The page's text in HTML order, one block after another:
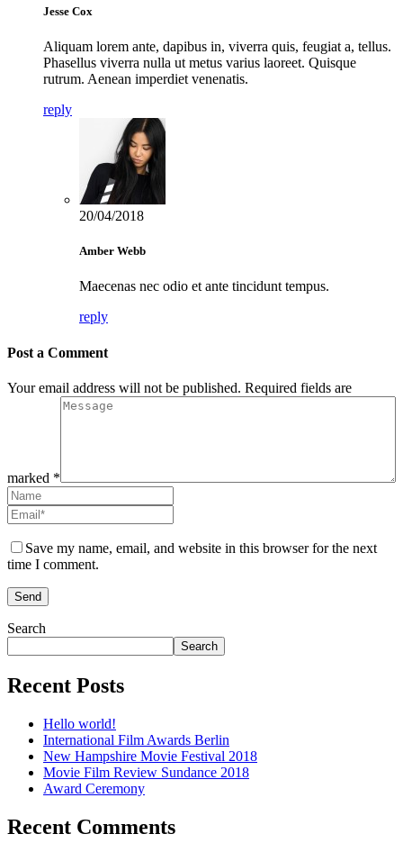
Jesse Cox
Aliquam lorem ante, dapibus in, viverra quis, feugiat a, tellus.
Phasellus viverra nulla ut metus varius laoreet. Quisque
rutrum. Aenean imperdiet venenatis.
reply
20/04/2018
Amber Webb
Maecenas nec odio et ante tincidunt tempus.
reply
Post a Comment
Your email address will not be published. Required fields are
marked *
Save my name, email, and website in this browser for the next
time I comment.
Search
Search
Recent Posts
Hello world!
International Film Awards Berlin
New Hampshire Movie Festival 2018
Movie Film Review Sundance 2018
Award Ceremony
Recent Comments